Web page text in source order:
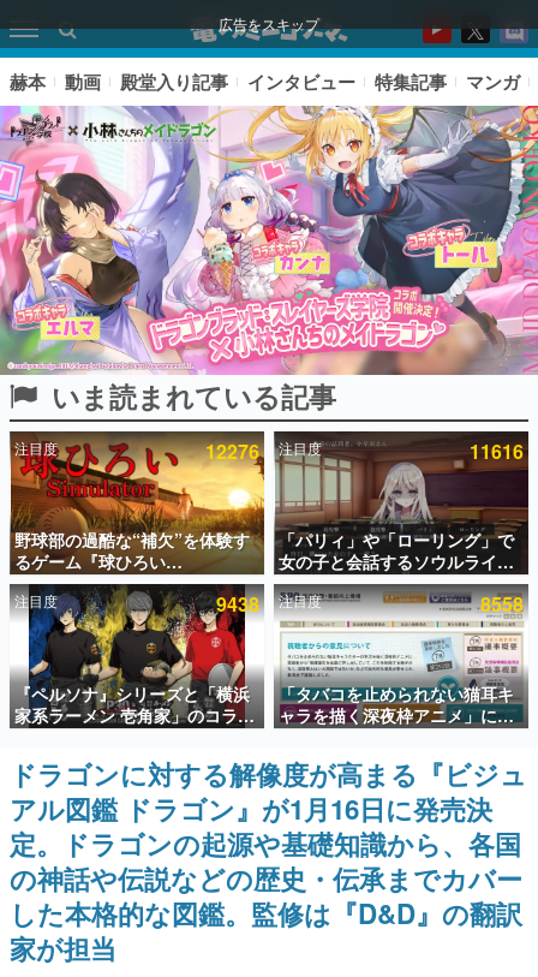
広告をスキップ
ピックアップ
電ファミのいま読まれている記事ランキング
アプリセール情報
インタビュー
連載・特集一覧
殿堂入り記事
SNS拡散数が数千以上！ ページビュー数万以上！ などな
ど。多くの人々に読まれた、電ファミ渾身の“殿堂入り”記
事をまとめました。
ゲームの企画書
名作ゲームクリエイターの方々に製作時のエピソードをお
聞きし、ヒットする企画（ゲーム）とは何か？を探ってい
きます。
赫本
この物語を解いてはいけない。『赫本』は、〈試験問題〉
の形をした短編ホラー小説集です。
赫本 動画 殿堂入り記事 インタビュー 特集記事 マンガ
いま読まれている記事
注目度 12276
野球部の過酷な“補欠”を体験す
るゲーム『球ひろい
Simulator』が「1件」のウィッ
シュリストをもとにチェコ語に
対応しSNSで話題に。『キング
ダム・カム』開発元やチェコの
プロ野球選手から称賛の声
注目度 11616
「パリィ」や「ローリング」で
女の子と会話するソウルライク
恋愛ゲーム『小早川さんはソウ
ルライク』無料公開。返事に失
敗すると「YOU DIED」
注目度 9438
『ペルソナ』シリーズと「横浜
家系ラーメン 壱角家」のコラボ
が8月21日から開催。”はがく
れ”風とんこつラーメンや、おい
しく食べられるカレーラーメン
がラインナップ
注目度 8558
「タバコを止められない猫耳キ
ャラを描く深夜枠アニメ」に視
聴者の一部から批判意見。違法
薬物の使用と思しき描写も含め
て、BPOが議論を交わす
ドラゴンに対する解像度が高まる『ビジュ
アル図鑑 ドラゴン』が1月16日に発売決
定。ドラゴンの起源や基礎知識から、各国
の神話や伝説などの歴史・伝承までカバー
した本格的な図鑑。監修は『D&D』の翻訳
家が担当